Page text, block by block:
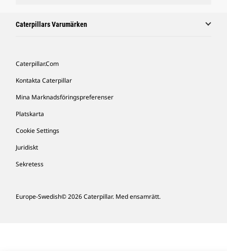
Caterpillars Varumärken
Caterpillar.com
Kontakta Caterpillar
Mina Marknadsföringspreferenser
Platskarta
Cookie Settings
Juridiskt
Sekretess
Europe-Swedish© 2026 Caterpillar. Med ensamrätt.